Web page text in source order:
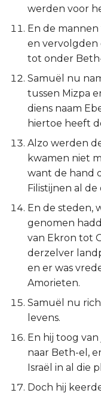
werden voor
En de mannen
en vervolgden
tot onder
Samuël nu
tussen Mizpa
diens naam
hiertoe heeft
Alzo werden
kwamen niet
want de hand
Filistijnen al
En de steden,
genomen
van Ekron tot
derzelver
en er was
Amorieten.
Samuël nu
levens.
En hij toog
naar Beth-el,
Israël in al die
Doch hij